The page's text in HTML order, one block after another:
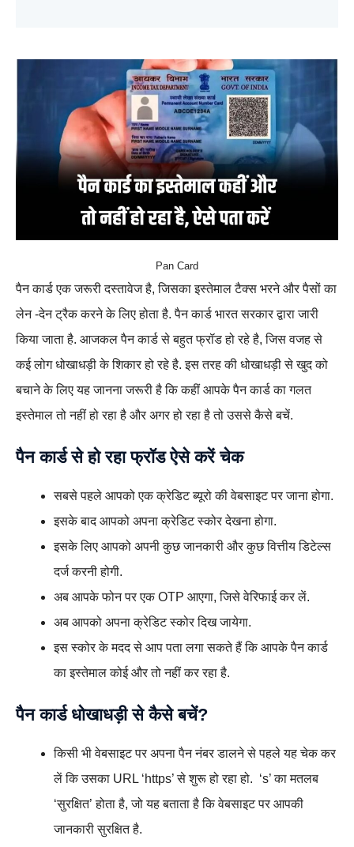
Pan Card
पैन कार्ड एक जरूरी दस्तावेज है, जिसका इस्तेमाल टैक्स भरने और पैसों का
लेन -देन ट्रैक करने के लिए होता है. पैन कार्ड भारत सरकार द्वारा जारी
किया जाता है. आजकल पैन कार्ड से बहुत फ्रॉड हो रहे है, जिस वजह से
कई लोग धोखाधड़ी के शिकार हो रहे है. इस तरह की धोखाधड़ी से खुद को
बचाने के लिए यह जानना जरूरी है कि कहीं आपके पैन कार्ड का गलत
इस्तेमाल तो नहीं हो रहा है और अगर हो रहा है तो उससे कैसे बचें.
पैन कार्ड से हो रहा फ्रॉड ऐसे करें चेक
सबसे पहले आपको एक क्रेडिट ब्यूरो की वेबसाइट पर जाना होगा.
इसके बाद आपको अपना क्रेडिट स्कोर देखना होगा.
इसके लिए आपको अपनी कुछ जानकारी और कुछ वित्तीय डिटेल्स
दर्ज करनी होगी.
अब आपके फोन पर एक OTP आएगा, जिसे वेरिफाई कर लें.
अब आपको अपना क्रेडिट स्कोर दिख जायेगा.
इस स्कोर के मदद से आप पता लगा सकते हैं कि आपके पैन कार्ड
का इस्तेमाल कोई और तो नहीं कर रहा है.
पैन कार्ड धोखाधड़ी से कैसे बचें?
किसी भी वेबसाइट पर अपना पैन नंबर डालने से पहले यह चेक कर
लें कि उसका URL ‘https’ से शुरू हो रहा हो. ‘s’ का मतलब
‘सुरक्षित’ होता है, जो यह बताता है कि वेबसाइट पर आपकी
जानकारी सुरक्षित है.